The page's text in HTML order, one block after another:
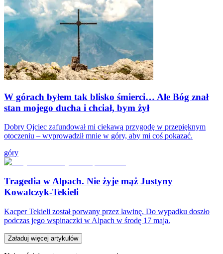
W górach byłem tak blisko śmierci… Ale Bóg znał
stan mojego ducha i chciał, bym żył
Dobry Ojciec zafundował mi ciekawą przygodę w przepięknym
otoczeniu – wyprowadził mnie w góry, aby mi coś pokazać.
góry
Tragedia w Alpach. Nie żyje mąż Justyny
Kowalczyk-Tekieli
Kacper Tekieli został porwany przez lawinę. Do wypadku doszło
podczas jego wspinaczki w Alpach w środę 17 maja.
Załaduj więcej artykułów